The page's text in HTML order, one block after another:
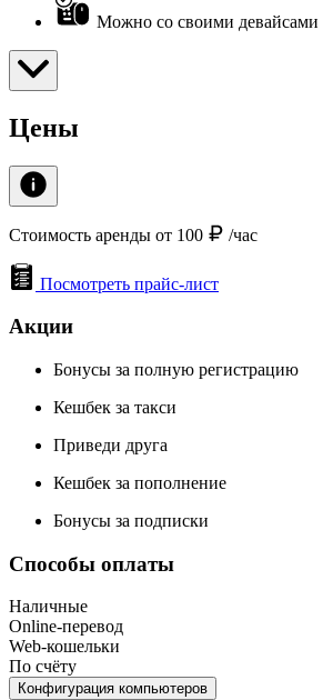
Можно со своими девайсами
Цены
Стоимость аренды от 100 /час
Посмотреть прайс-лист
Акции
Бонусы за полную регистрацию
Кешбек за такси
Приведи друга
Кешбек за пополнение
Бонусы за подписки
Способы оплаты
Наличные
Online-перевод
Web-кошельки
По счёту
Конфигурация компьютеров